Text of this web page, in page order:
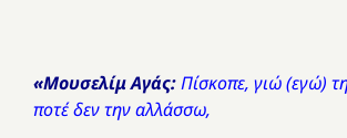
«Μουσελίμ Αγάς:Πίσκοπε, γιώ (εγώ)
ποτέ δεν την αλλάσσω,